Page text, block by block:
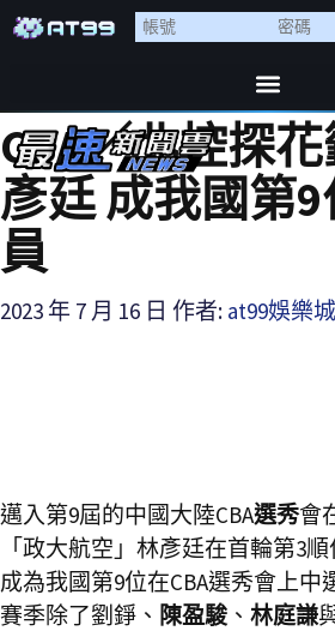
CBA／北控探
彥廷 成我國第
員
2023 年 7 月 16 日 作者: at99娛樂
邁入第9屆的中國大陸CBA選秀會
「政大航空」林彥廷在首輪第3
成為我國第9位在CBA選秀會上
賽季除了劉錚、 陳盈駿 、 林庭謙